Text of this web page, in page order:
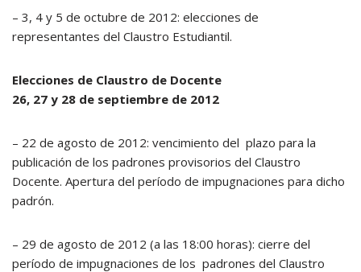
– 3, 4 y 5 de octubre de 2012: elecciones de
representantes del Claustro Estudiantil.
Elecciones de Claustro de Docente
26, 27 y 28 de septiembre de 2012
– 22 de agosto de 2012: vencimiento del plazo para la
publicación de los padrones provisorios del Claustro
Docente. Apertura del período de impugnaciones para dicho
padrón.
– 29 de agosto de 2012 (a las 18:00 horas): cierre del
período de impugnaciones de los padrones del Claustro